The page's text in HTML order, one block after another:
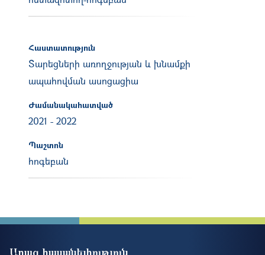
Հաստատություն
Տարեցների առողջության և խնամքի
ապահովման ասոցացիա
Ժամանակահատված
2021 - 2022
Պաշտոն
հոգեբան
Արագ հասանելիություն